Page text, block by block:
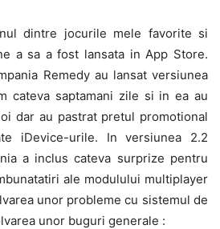
dintre jocurile mele favorite si
a sa a fost lansata in App Store.
Remedy au lansat versiunea
cateva saptamani zile si in ea au
dar au pastrat pretul promotional
iDevice-urile. In versiunea 2.2
a inclus cateva surprize pentru
ale modulului multiplayer
unor probleme cu sistemul de
unor buguri generale :